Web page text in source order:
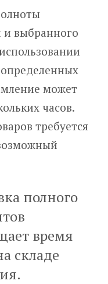
и выбранного
может
часов.
требуется
полного
время
складе